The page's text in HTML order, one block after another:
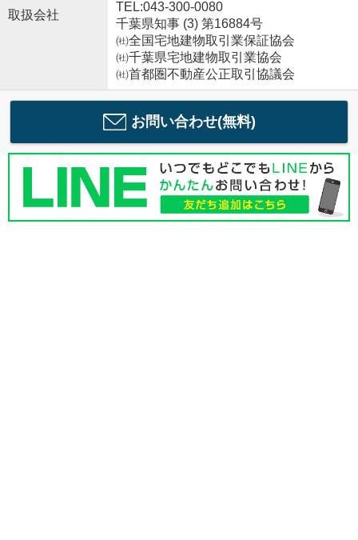
取扱会社
TEL:043-300-0080
千葉県知事 (3) 第16884号
㈳全国宅地建物取引業保証協会
㈳千葉県宅地建物取引業協会
㈳首都圏不動産公正取引協議会
お問い合わせ(無料)